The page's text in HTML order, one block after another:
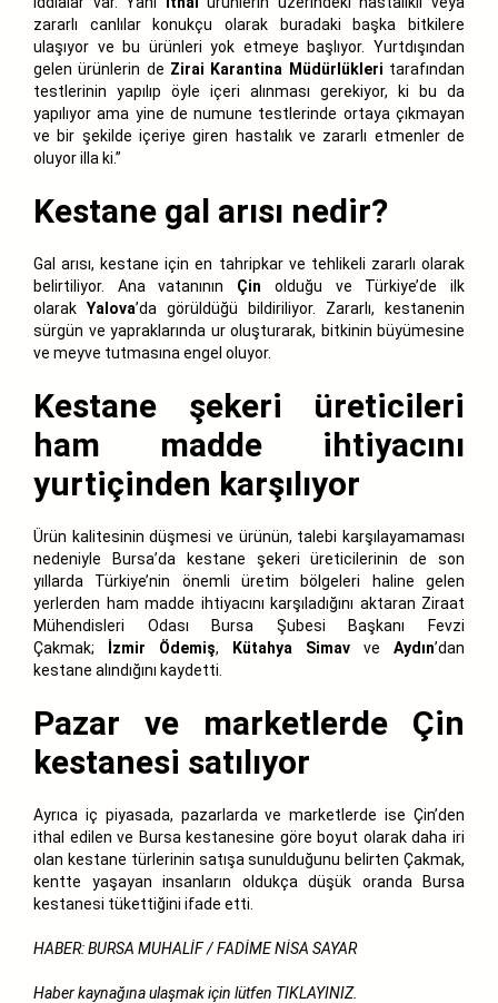
zararlı canlılar konukçu olarak buradaki başka bitkilere
ulaşıyor ve bu ürünleri yok etmeye başlıyor. Yurtdışından
gelen ürünlerin de Zirai Karantina Müdürlükleri tarafından
testlerinin yapılıp öyle içeri alınması gerekiyor, ki bu da
yapılıyor ama yine de numune testlerinde ortaya çıkmayan
ve bir şekilde içeriye giren hastalık ve zararlı etmenler de
oluyor illa ki.”
Kestane gal arısı nedir?
Gal arısı, kestane için en tahripkar ve tehlikeli zararlı olarak
belirtiliyor. Ana vatanının Çin olduğu ve Türkiye’de ilk
olarak Yalova’da görüldüğü bildiriliyor. Zararlı, kestanenin
sürgün ve yapraklarında ur oluşturarak, bitkinin büyümesine
ve meyve tutmasına engel oluyor.
Kestane şekeri üreticileri
ham madde ihtiyacını
yurtiçinden karşılıyor
Ürün kalitesinin düşmesi ve ürünün, talebi karşılayamaması
nedeniyle Bursa’da kestane şekeri üreticilerinin de son
yıllarda Türkiye’nin önemli üretim bölgeleri haline gelen
yerlerden ham madde ihtiyacını karşıladığını aktaran Ziraat
Mühendisleri Odası Bursa Şubesi Başkanı Fevzi
Çakmak;
İzmir Ödemiş, Kütahya Simav ve Aydın’dan
kestane alındığını kaydetti.
Pazar ve marketlerde Çin
kestanesi satılıyor
Ayrıca iç piyasada, pazarlarda ve marketlerde ise Çin’den
ithal edilen ve Bursa kestanesine göre boyut olarak daha iri
olan kestane türlerinin satışa sunulduğunu belirten Çakmak,
kentte yaşayan insanların oldukça düşük oranda Bursa
kestanesi tükettiğini ifade etti.
HABER: BURSA MUHALİF / FADİME NİSA SAYAR
Haber kaynağına ulaşmak için lütfen TIKLAYINIZ.